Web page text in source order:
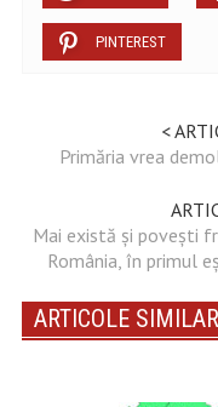
PINTEREST
<
Primăria vrea
Mai există și povești
România, în primul
ARTICOLE